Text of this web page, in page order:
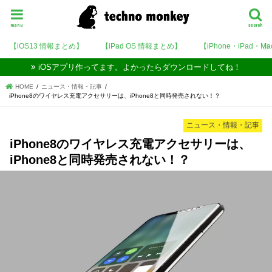
search
menu
【iOS13 情報まとめ】 【iPad OS 情報まとめ】 【iPhone・iPad・
iOSアプリ作ってます。よかったらダウンロードしてね！
HOME
ニュース・情報・記事
iPhone8のワイヤレス充電アクセサリーは、iPhone8と同時発売されない！？
ニュース・情報・記事
iPhone8のワイヤレス充電アクセサリーは、
iPhone8と同時発売されない！？